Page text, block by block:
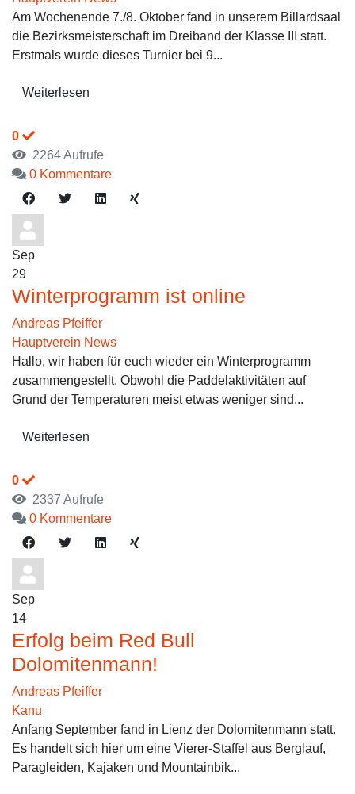
Am Wochenende 7./8. Oktober fand in unserem Billardsaal
die Bezirksmeisterschaft im Dreiband der Klasse III statt.
Erstmals wurde dieses Turnier bei 9...
Weiterlesen
0
2264 Aufrufe
0 Kommentare
Sep
29
Winterprogramm ist online
Andreas Pfeiffer
Hauptverein News
Hallo, wir haben für euch wieder ein Winterprogramm
zusammengestellt. Obwohl die Paddelaktivitäten auf
Grund der Temperaturen meist etwas weniger sind...
Weiterlesen
0
2337 Aufrufe
0 Kommentare
Sep
14
Erfolg beim Red Bull
Dolomitenmann!
Andreas Pfeiffer
Kanu
Anfang September fand in Lienz der Dolomitenmann statt.
Es handelt sich hier um eine Vierer-Staffel aus Berglauf,
Paragleiden, Kajaken und Mountainbik...